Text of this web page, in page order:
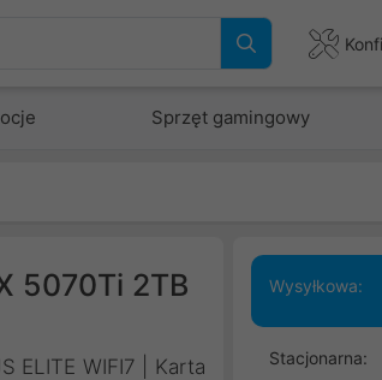
Sprzęt gamingowy
5070Ti 2TB
ELITE WIFI7 | Karta
Wysyłkowa:
Stacjonarna: